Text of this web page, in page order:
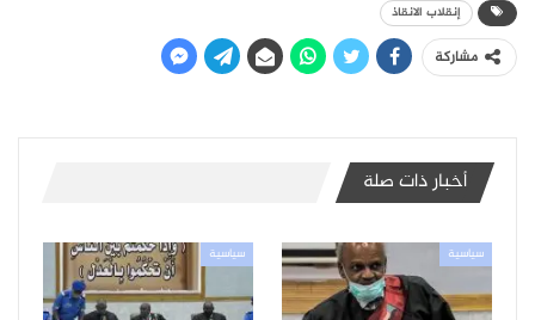
إنقلاب الانقاذ
مشاركة
أخبار ذات صلة
سياسية سياسية